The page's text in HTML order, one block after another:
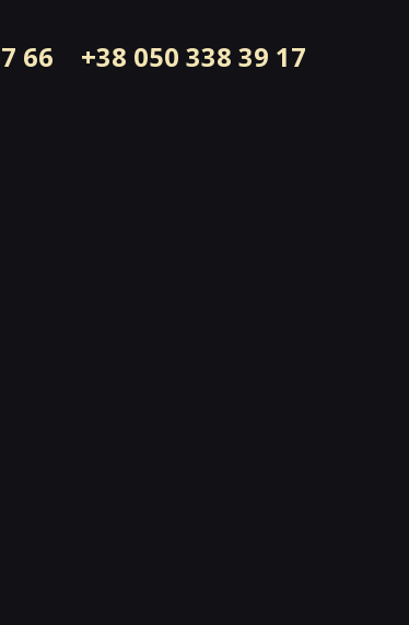
66 +38 050 338 39 17